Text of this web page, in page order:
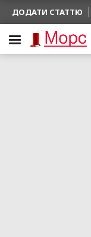
ДОДАТИ СТАТТЮ